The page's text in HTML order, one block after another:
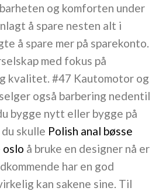
og komforten under
å spare nesten alt i
å spare mer på sparekonto.
med fokus på
kvalitet. #47 Kautomotor og
også barbering nedentil
bygge nytt eller bygge på
skulle Polish anal bøsse
oslo å bruke en designer nå er
har en god
kan sakene sine. Til